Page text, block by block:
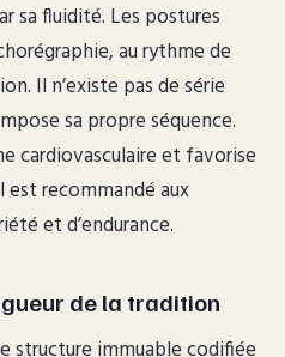
sa fluidité. Les postures
au rythme de
Il n’existe pas de série
sa propre séquence.
cardiovasculaire et favorise
est recommandé aux
et d’endurance.
de la tradition
structure immuable codifiée